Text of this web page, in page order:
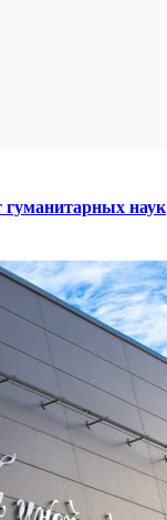
гуманитарных наук